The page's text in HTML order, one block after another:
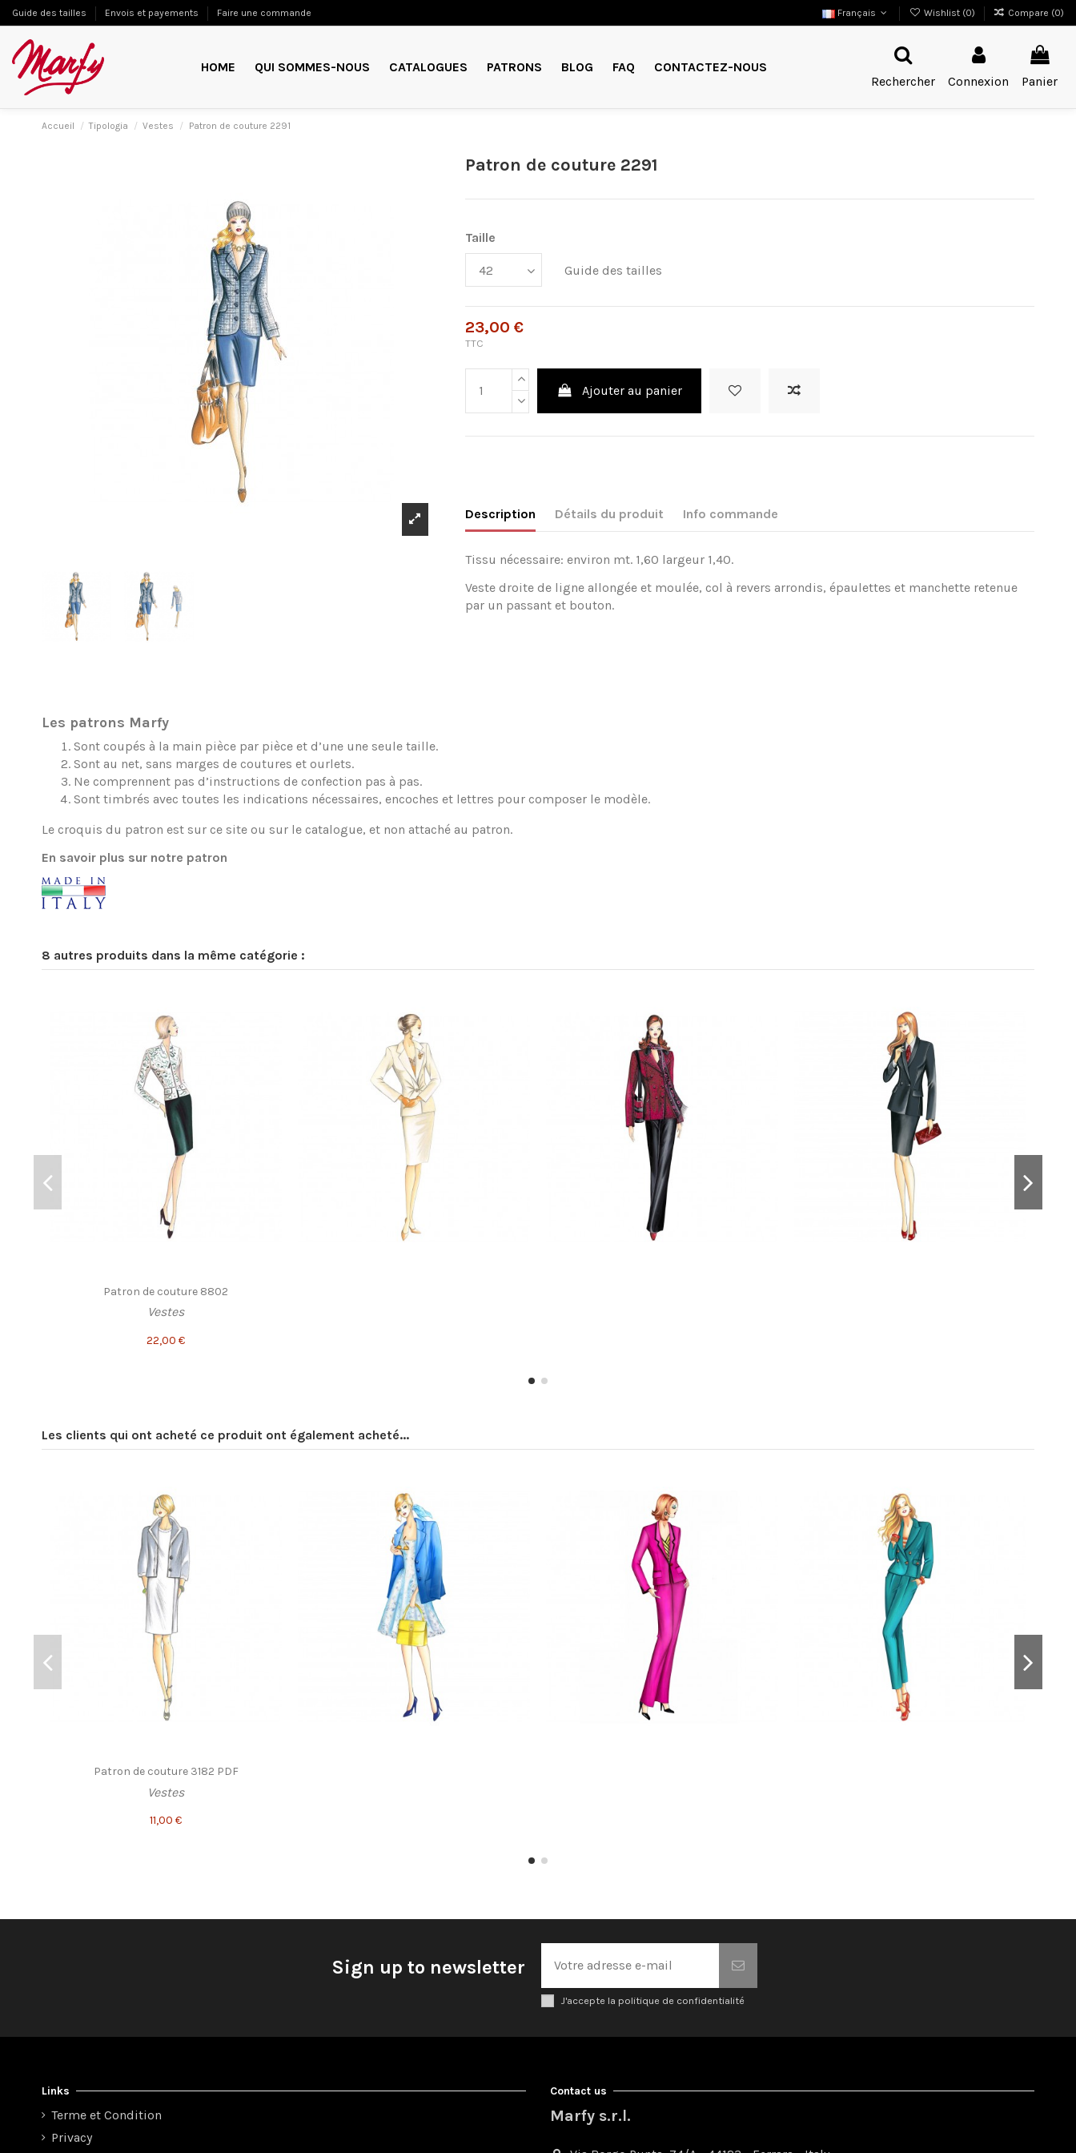
Guide des tailles Envois et payements Faire une commande Français Wishlist (0) Compare (0)
HOME QUI SOMMES-NOUS CATALOGUES PATRONS BLOG FAQ
CONTACTEZ-NOUS
Rechercher
Connexion Panier
Accueil Tipologia Vestes Patron de couture 2291
Patron de couture 2291
Taille
Guide des tailles
23,00 €
TTC
Ajouter au panier
Description Détails du produit Info commande
Tissu nécessaire: environ mt. 1,60 largeur 1,40.
Veste droite de ligne allongée et moulée, col à revers arrondis, épaulettes et manchette retenue
par un passant et bouton.
Les patrons Marfy
Sont coupés à la main pièce par pièce et d’une une seule taille.
Sont au net, sans marges de coutures et ourlets.
Ne comprennent pas d’instructions de confection pas à pas.
Sont timbrés avec toutes les indications nécessaires, encoches et lettres pour composer le modèle.
Le croquis du patron est sur ce site ou sur le catalogue, et non attaché au patron.
En savoir plus sur notre patron
8 autres produits dans la même catégorie :
Patron de couture 8802
Vestes
22,00 €
Les clients qui ont acheté ce produit ont également acheté...
Patron de couture 3182 PDF
Vestes
11,00 €
Sign up to newsletter
J'accepte la politique de confidentialité
Links
Terme et Condition
Privacy
Contact us
Marfy s.r.l.